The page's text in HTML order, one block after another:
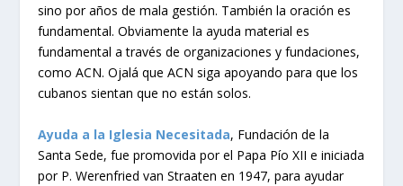
sino por años de mala gestión. También la oración es
fundamental. Obviamente la ayuda material es
fundamental a través de organizaciones y fundaciones,
como ACN. Ojalá que ACN siga apoyando para que los
cubanos sientan que no están solos.
Ayuda a la Iglesia Necesitada, Fundación de la
Santa Sede, fue promovida por el Papa Pío XII e iniciada
por P. Werenfried van Straaten en 1947, para ayudar